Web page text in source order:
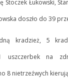
Łukowski,
doszło do 39
kradzież, 5
uszczerbek na
8 nietrzeźwych